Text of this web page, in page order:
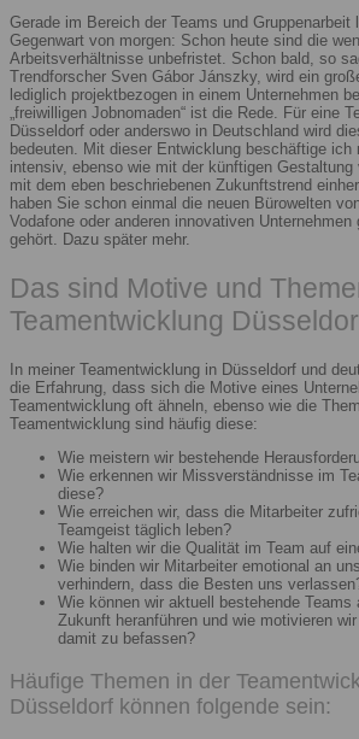
Gerade im Bereich der Teams und
Gegenwart von morgen: Schon heute sind die
Arbeitsverhältnisse unbefristet. Schon bald, so
Trendforscher Sven Gábor Jánszky, wird ein
lediglich projektbezogen in einem Unternehmen
„freiwilligen Jobnomaden“ ist die Rede. Für eine
Düsseldorf oder anderswo in Deutschland wird
bedeuten. Mit dieser Entwicklung beschäftige ich
intensiv, ebenso wie mit der künftigen
mit dem eben beschriebenen Zukunftstrend
haben Sie schon einmal die neuen Bürowelten
Vodafone oder anderen innovativen Unternehmen
gehört. Dazu später mehr.
Das sind Motive und
Teamentwicklung
In meiner Teamentwicklung in Düsseldorf und
die Erfahrung, dass sich die Motive eines
Teamentwicklung oft ähneln, ebenso wie die
Teamentwicklung sind häufig diese:
Wie meistern wir bestehende
Wie erkennen wir Missverständnisse im
diese?
Wie erreichen wir, dass die Mitarbeiter
Teamgeist täglich leben?
Wie halten wir die Qualität im Team auf
Wie binden wir Mitarbeiter emotional an
verhindern, dass die Besten uns
Wie können wir aktuell bestehende Teams
Zukunft heranführen und wie motivieren
damit zu befassen?
Häufige Themen in der
Düsseldorf können folgende sein: